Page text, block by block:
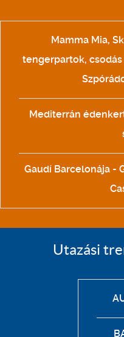
Mamma Mia,
tengerpartok,
Mediterrán
Gaudí Barcelonája -
Utazási